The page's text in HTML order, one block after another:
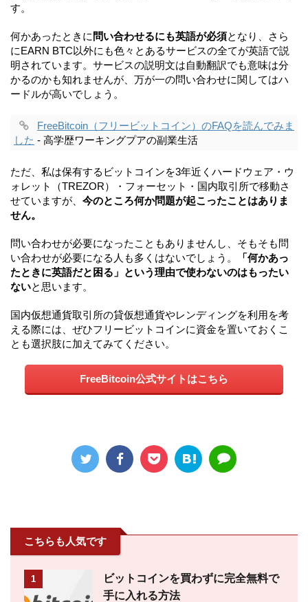
す。
何かあったときに 問い合わせるにも英語が必須となり、さら
にEARN BTC以外にも色々とあるサービスの全てが英語で説
明されています。サービスの説明文は自動翻訳でも意味は分
かるのかも知れませんが、万が一の問い合わせに関してはハ
ードルが高いでしょう。
FreeBitcoin（フリービットコイン）のFAQを読んでみま
した - 高学歴ワーキングプアの副業生活
ただ、私は保有するビットコインを3年近くハードウェア・ウ
ォレット（TREZOR）・フォーセット・国内取引所で移動さ
せていますが、 今のところ何か問題が起こったことはありま
せん。
問い合わせが必要になったこともありませんし、そもそも問
い合わせが必要になる人も多くはないでしょう。
「何かあっ
たときに英語だと困る」という理由で使わないのはもったい
ないと思います。
国内仮想通貨取引所の貸仮想通貨やレンディングを利用を考
える際には、ぜひフリービットコインに資金を置いておくこ
とも選択肢に加えてみてください。
FreeBitcoin公式サイトはこちら
こちらも人気です
1
ビットコインを買わずに完全無料で
手に入れる方法